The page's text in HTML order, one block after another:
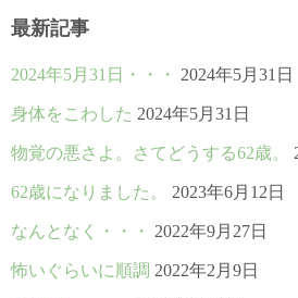
最新記事
2024年5月31日・・・ 2024年5月31日
身体をこわした 2024年5月31日
物覚の悪さよ。さてどうする62歳。
62歳になりました。 2023年6月12日
なんとなく・・・ 2022年9月27日
怖いぐらいに順調 2022年2月9日